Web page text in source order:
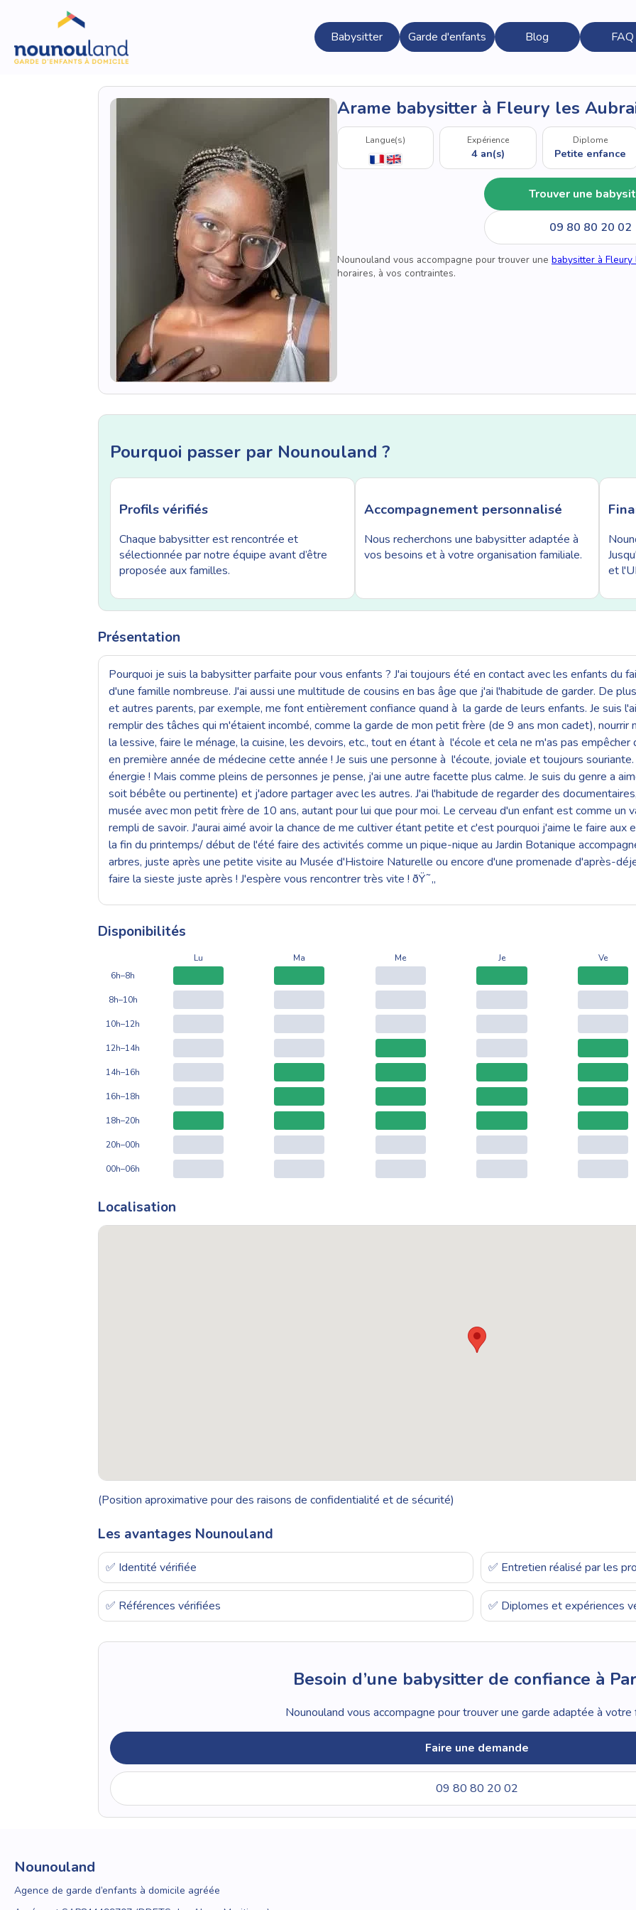
Babysitter Garde d'enfants Blog FAQ
Arame babysitter à Fleury les
Langue(s) Expérience
4 an(s)
Diplome
Petite enfance
Trouver une
09 80 80 20 02
Nounouland vous accompagne pour trouver une babysitter à Fleury
horaires, à vos contraintes.
Pourquoi passer par Nounouland ?
Profils vérifiés
Chaque babysitter est rencontrée et
sélectionnée par notre équipe avant d’être
proposée aux familles.
Accompagnement personnalisé
Nous recherchons une babysitter adaptée à
vos besoins et à votre organisation familiale.
et
Présentation
Pourquoi je suis la babysitter parfaite pour vous enfants ? J'ai toujours été en contact avec les enfants du
d'une famille nombreuse. J'ai aussi une multitude de cousins en bas âge que j'ai l'habitude de garder. De
et autres parents, par exemple, me font entièrement confiance quand à la garde de leurs enfants. Je suis
remplir des tâches qui m'étaient incombé, comme la garde de mon petit frère (de 9 ans mon cadet), nourrir
la lessive, faire le ménage, la cuisine, les devoirs, etc., tout en étant à l'école et cela ne m'as pas
en première année de médecine cette année ! Je suis une personne à l'écoute, joviale et toujours
énergie ! Mais comme pleins de personnes je pense, j'ai une autre facette plus calme. Je suis du genre a
soit bébête ou pertinente) et j'adore partager avec les autres. J'ai l'habitude de regarder des
musée avec mon petit frère de 10 ans, autant pour lui que pour moi. Le cerveau d'un enfant est comme un
rempli de savoir. J'aurai aimé avoir la chance de me cultiver étant petite et c'est pourquoi j'aime le faire aux
la fin du printemps/ début de l'été faire des activités comme un pique-nique au Jardin Botanique
arbres, juste après une petite visite au Musée d'Histoire Naturelle ou encore d'une promenade d'après-
faire la sieste juste après ! J'espère vous rencontrer très vite ! ðŸ˜„
Disponibilités
Lu Ma Me Je Ve
6h–8h
8h–10h
10h–12h
12h–14h
14h–16h
16h–18h
18h–20h
20h–00h
00h–06h
Localisation
(Position aproximative pour des raisons de confidentialité et de sécurité)
Les avantages Nounouland
✅ Identité vérifiée ✅ Entretien réalisé par les
✅ Références vérifiées ✅ Diplomes et expériences
Besoin d’une babysitter de confiance à
Nounouland vous accompagne pour trouver une garde adaptée à votre
Faire une demande
09 80 80 20 02
Nounouland
Agence de garde d’enfants à domicile agréée